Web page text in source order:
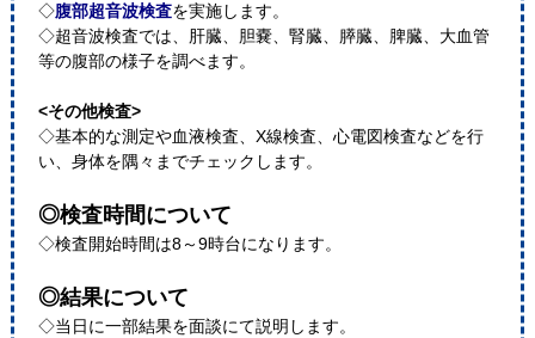
◇腹部超音波検査を実施します。
◇超音波検査では、肝臓、胆嚢、腎臓、膵臓、脾臓、大血管
等の腹部の様子を調べます。
<その他検査>
◇基本的な測定や血液検査、X線検査、心電図検査などを行
い、身体を隅々までチェックします。
◎検査時間について
◇検査開始時間は8～9時台になります。
◎結果について
◇当日に一部結果を面談にて説明します。